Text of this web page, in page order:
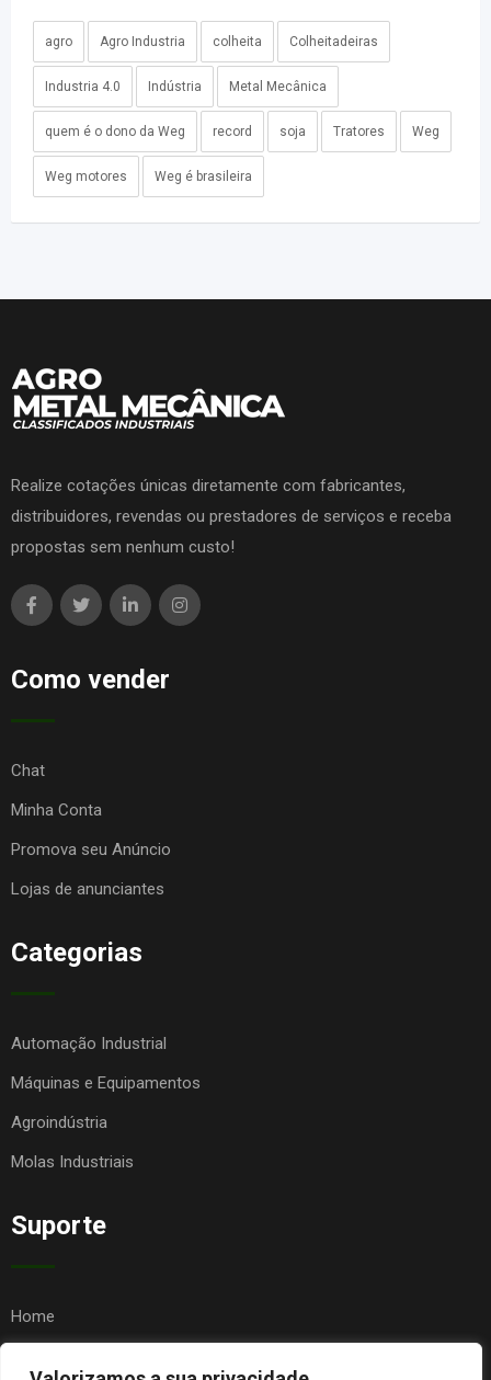
agro Agro Industria colheita Colheitadeiras
Industria 4.0 Indústria Metal Mecânica
quem é o dono da Weg record soja Tratores Weg
Weg motores Weg é brasileira
Realize cotações únicas diretamente com fabricantes,
distribuidores, revendas ou prestadores de serviços e receba
propostas sem nenhum custo!
Como vender
Chat
Minha Conta
Promova seu Anúncio
Lojas de anunciantes
Categorias
Automação Industrial
Máquinas e Equipamentos
Agroindústria
Molas Industriais
Suporte
Home